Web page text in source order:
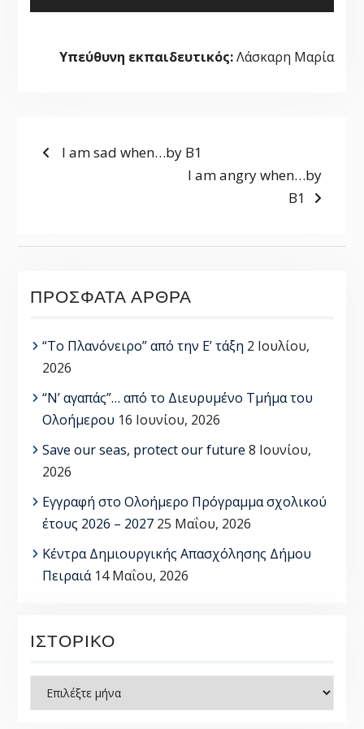
Υπεύθυνη εκπαιδευτικός:Λάσκαρη Μαρία
ΠΛΟΉΓΗΣΗ
Previous
I am sad when…by B1
Next
I am angry when…by
B1
ΠΡΌΣΦΑΤΑ ΆΡΘΡΑ
“Το Πλανόνειρο” από την Ε’ τάξη 2 Ιουλίου,
2026
“Ν’ αγαπάς”… από το Διευρυμένο Τμήμα του
Ολοήμερου 16 Ιουνίου, 2026
Save our seas, protect our future 8 Ιουνίου,
2026
Εγγραφή στο Ολοήμερο Πρόγραμμα σχολικού
έτους 2026 – 2027 25 Μαΐου, 2026
Κέντρα Δημιουργικής Απασχόλησης Δήμου
Πειραιά 14 Μαΐου, 2026
ΙΣΤΟΡΙΚΌ
Ιστορικό